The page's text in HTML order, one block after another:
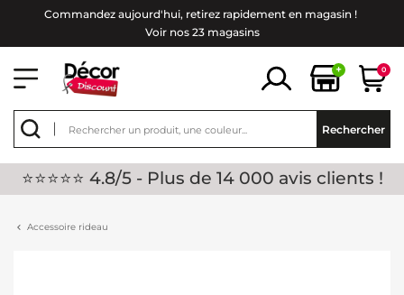
Commandez aujourd'hui, retirez rapidement en magasin !
Voir nos 23 magasins
+ 0
Rechercher
⭐⭐⭐⭐⭐ 4.8/5 - Plus de 14 000 avis clients !
Accessoire rideau